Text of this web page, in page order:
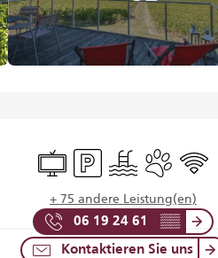
FernsehenParkplatzSchwimmbad
Tiere erlaubt
Wi-Fi
+ 75 andere Leistung(en)
06 19 24 61 ▒▒
Kontaktieren Sie uns